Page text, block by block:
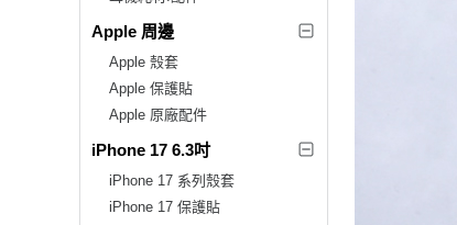
Apple 周邊
Apple 殼套
Apple 保護貼
Apple 原廠配件
iPhone 17 6.3吋
iPhone 17 系列殼套
iPhone 17 保護貼